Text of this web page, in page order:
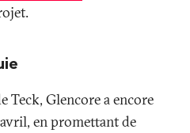
Teck, Glencore a encore
en promettant de